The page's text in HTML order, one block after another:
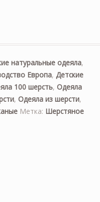
Детское
натуральные одеяла,
Европа, Детские
100 шерсть, Одеяла
, Одеяла из шерсти,
Метка: Шерстяное